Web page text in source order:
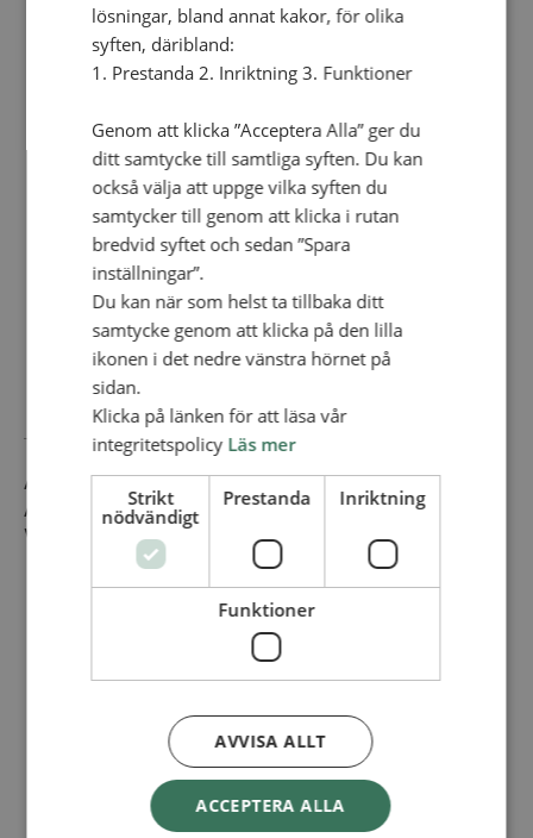
Google Kalender
iCalendar
Outlook 365
Adress:
Aprikosgatan 2
Västra Frölunda
426 56+ Google Map
lösningar, bland annat kakor, för olika
syften, däribland:
1. Prestanda 2. Inriktning 3. Funktioner
Genom att klicka ”Acceptera Alla” ger du
ditt samtycke till samtliga syften. Du kan
också välja att uppge vilka syften du
samtycker till genom att klicka i rutan
bredvid syftet och sedan ”Spara
inställningar”.
Du kan när som helst ta tillbaka ditt
samtycke genom att klicka på den lilla
ikonen i det nedre vänstra hörnet på
sidan.
Klicka på länken för att läsa vår
integritetspolicy Läs mer
Strikt
nödvändigt
Prestanda Inriktning
Funktioner
ACCEPTERA ALLA
AVVISA ALLT